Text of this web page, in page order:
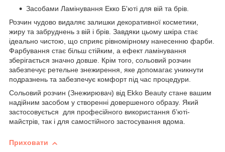
Засобами Ламінування Екко Б'юті для вій та брів.
Розчин чудово видаляє залишки декоративної косметики,
жиру та забруднень з вій і брів. Завдяки цьому шкіра стає
ідеально чистою, що сприяє рівномірному нанесенню фарби.
Фарбування стає більш стійким, а ефект ламінування
зберігається значно довше. Крім того, сольовий розчин
забезпечує ретельне знежирення, яке допомагає уникнути
подразнень та забезпечує комфорт під час процедури.
Сольовий розчин (Знежирювач) від Ekko Beauty стане вашим
надійним засобом у створенні довершеного образу. Який
застосовується для професійного використання б’юті-
майстрів, так і для самостійного застосування вдома.
Приховати